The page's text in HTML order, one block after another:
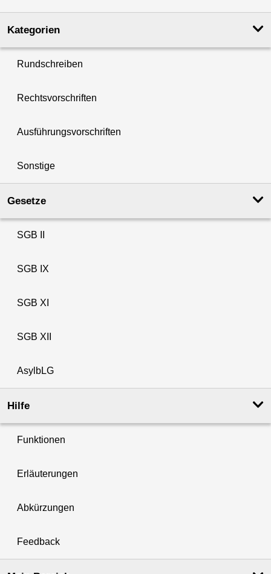
Kategorien
Rundschreiben
Rechtsvorschriften
Ausführungsvorschriften
Sonstige
Gesetze
SGB II
SGB IX
SGB XI
SGB XII
AsylbLG
Hilfe
Funktionen
Erläuterungen
Abkürzungen
Feedback